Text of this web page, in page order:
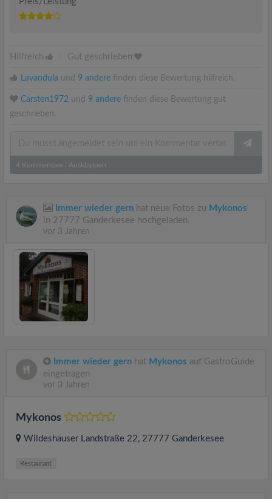
Hilfreich Gut geschrieben
Lavandula und 9 andere finden diese Bewertung hilfreich.
Carsten1972 und 9 andere finden diese Bewertung gut
geschrieben.
4 Kommentare Ausklappen
Immer wieder gern hat neue Fotos zu Mykonos
in 27777 Ganderkesee hochgeladen.
vor 3 Jahren
Immer wieder gern hat Mykonos auf GastroGuide
eingetragen
vor 3 Jahren
Mykonos
Wildeshauser Landstraße 22, 27777 Ganderkesee
Restaurant